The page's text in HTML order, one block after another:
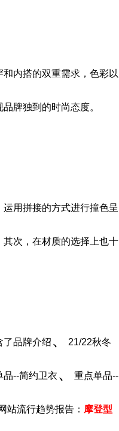
内搭的双重需求，色彩以
牌独到的时尚态度。
用拼接的方式进行撞色呈
次，在材质的选择上也十
了品牌介绍 、 21/22秋冬
品--简约卫衣 、 重点单品--
站流行趋势报告： 摩登型